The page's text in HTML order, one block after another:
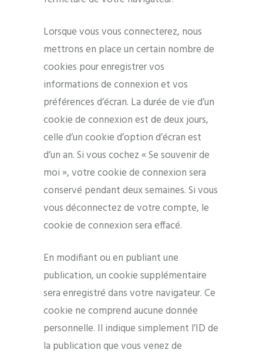
Lorsque vous vous connecterez, nous
mettrons en place un certain nombre de
cookies pour enregistrer vos
informations de connexion et vos
préférences d’écran. La durée de vie d’un
cookie de connexion est de deux jours,
celle d’un cookie d’option d’écran est
d’un an. Si vous cochez « Se souvenir de
moi », votre cookie de connexion sera
conservé pendant deux semaines. Si vous
vous déconnectez de votre compte, le
cookie de connexion sera effacé.
En modifiant ou en publiant une
publication, un cookie supplémentaire
sera enregistré dans votre navigateur. Ce
cookie ne comprend aucune donnée
personnelle. Il indique simplement l’ID de
la publication que vous venez de